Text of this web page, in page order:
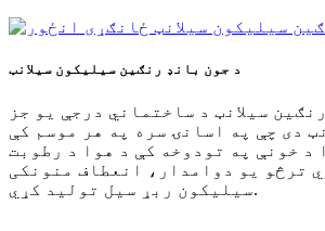
د جون بانډ رنګین سیلیکون سیلانټ
سیلانټ د ساختماني درجې یو جز
دی چې په اسانۍ سره په هر موسم کې
د خونې په تودوخه کې د هوا د رطوبت
ترڅو یو دوامدار، انعطاف منونکی
سیلیکون ربړ سیل تولید کړي.